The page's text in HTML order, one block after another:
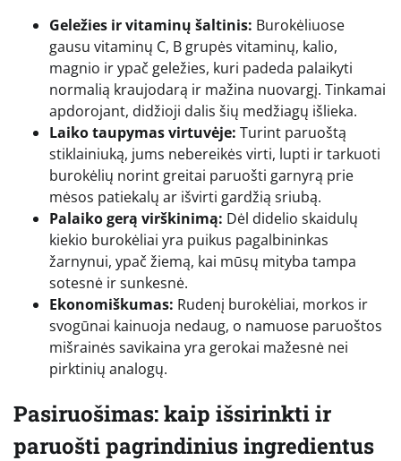
Geležies ir vitaminų šaltinis: Burokėliuose
gausu vitaminų C, B grupės vitaminų, kalio,
magnio ir ypač geležies, kuri padeda palaikyti
normalią kraujodarą ir mažina nuovargį. Tinkamai
apdorojant, didžioji dalis šių medžiagų išlieka.
Laiko taupymas virtuvėje: Turint paruoštą
stiklainiuką, jums nebereikės virti, lupti ir tarkuoti
burokėlių norint greitai paruošti garnyrą prie
mėsos patiekalų ar išvirti gardžią sriubą.
Palaiko gerą virškinimą: Dėl didelio skaidulų
kiekio burokėliai yra puikus pagalbininkas
žarnynui, ypač žiemą, kai mūsų mityba tampa
sotesnė ir sunkesnė.
Ekonomiškumas: Rudenį burokėliai, morkos ir
svogūnai kainuoja nedaug, o namuose paruoštos
mišrainės savikaina yra gerokai mažesnė nei
pirktinių analogų.
Pasiruošimas: kaip išsirinkti ir
paruošti pagrindinius ingredientus